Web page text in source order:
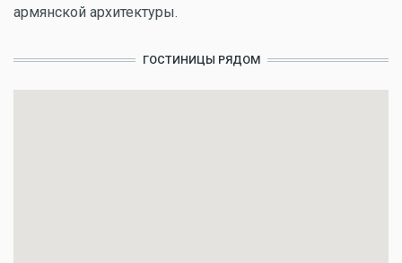
армянской архитектуры.
ГОСТИНИЦЫ РЯДОМ